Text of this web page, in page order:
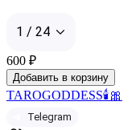
1 / 24
600 ₽
Добавить в корзину
TAROGODDESS🕯️🎀
Telegram